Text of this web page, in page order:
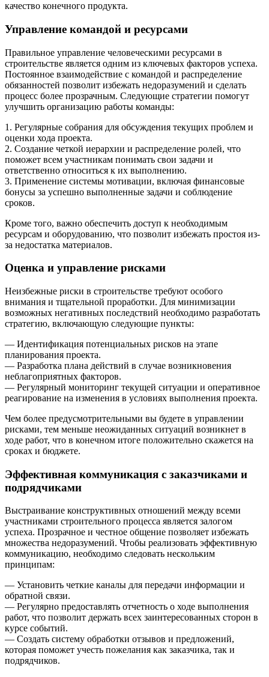
качество конечного продукта.
Управление командой и ресурсами
Правильное управление человеческими ресурсами в
строительстве является одним из ключевых факторов успеха.
Постоянное взаимодействие с командой и распределение
обязанностей позволит избежать недоразумений и сделать
процесс более прозрачным. Следующие стратегии помогут
улучшить организацию работы команды:
1. Регулярные собрания для обсуждения текущих проблем и
оценки хода проекта.
2. Создание четкой иерархии и распределение ролей, что
поможет всем участникам понимать свои задачи и
ответственно относиться к их выполнению.
3. Применение системы мотивации, включая финансовые
бонусы за успешно выполненные задачи и соблюдение
сроков.
Кроме того, важно обеспечить доступ к необходимым
ресурсам и оборудованию, что позволит избежать простоя из-
за недостатка материалов.
Оценка и управление рисками
Неизбежные риски в строительстве требуют особого
внимания и тщательной проработки. Для минимизации
возможных негативных последствий необходимо разработать
стратегию, включающую следующие пункты:
— Идентификация потенциальных рисков на этапе
планирования проекта.
— Разработка плана действий в случае возникновения
неблагоприятных факторов.
— Регулярный мониторинг текущей ситуации и оперативное
реагирование на изменения в условиях выполнения проекта.
Чем более предусмотрительными вы будете в управлении
рисками, тем меньше неожиданных ситуаций возникнет в
ходе работ, что в конечном итоге положительно скажется на
сроках и бюджете.
Эффективная коммуникация с заказчиками и
подрядчиками
Выстраивание конструктивных отношений между всеми
участниками строительного процесса является залогом
успеха. Прозрачное и честное общение позволяет избежать
множества недоразумений. Чтобы реализовать эффективную
коммуникацию, необходимо следовать нескольким
принципам:
— Установить четкие каналы для передачи информации и
обратной связи.
— Регулярно предоставлять отчетность о ходе выполнения
работ, что позволит держать всех заинтересованных сторон в
курсе событий.
— Создать систему обработки отзывов и предложений,
которая поможет учесть пожелания как заказчика, так и
подрядчиков.